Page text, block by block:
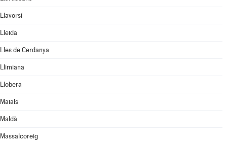
Llavorsí
Lleida
Lles de Cerdanya
Llimiana
Llobera
Maials
Maldà
Massalcoreig